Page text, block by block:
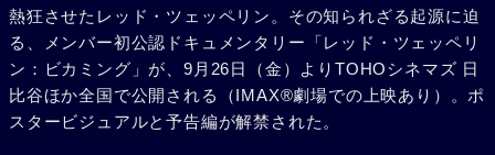
熱狂させたレッド・ツェッペリン。その知られざる起源に迫
る、メンバー初公認ドキュメンタリー「レッド・ツェッペリ
ン：ビカミング」が、9月26日（金）よりTOHOシネマズ 日
比谷ほか全国で公開される（IMAX®劇場での上映あり）。ポ
スタービジュアルと予告編が解禁された。